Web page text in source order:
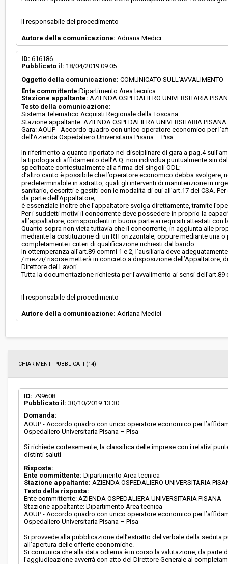
Il responsabile del procedimento
Autore della comunicazione: Adriana Medici
ID: 616186
Pubblicato il: 18/04/2019 09:05
Oggetto della comunicazione: COMUNICATO SULL'AVVALIMENTO
Ente committente:Dipartimento Area tecnica
Stazione appaltante: AZIENDA OSPEDALIERO UNIVERSITARIA
Testo della comunicazione:
Sistema Telematico Acquisti Regionale della Toscana
Stazione appaltante: AZIENDA OSPEDALIERA UNIVERSITARIA
Gara: AOUP - Accordo quadro con unico operatore economico per
dell’Azienda Ospedaliero Universitaria Pisana – Pisa
In riferimento a quanto riportato nel disciplinare di gara a pag.4
la tipologia di affidamento dell’A.Q. non individua puntualmente sin
specificate contestualmente alla firma dei singoli ODL;
d’altro canto è possibile che l’operatore economico debba svolgere,
predeterminabile in astratto, quali gli interventi di manutenzione in
sanitario, descritti e gestiti con le modalità di cui all’art.17 del CSA.
da parte dell'Appaltatore;
è essenziale inoltre che l’appaltatore svolga direttamente, tramite
Per i suddetti motivi il concorrente deve possedere in proprio la
all’appaltatore, corrispondenti in buona parte ai requisiti attestati con
Quanto sopra non vieta tuttavia che il concorrente, in aggiunta alle
mediante la costituzione di un RTI orizzontale, oppure mediante una
completamente i criteri di qualificazione richiesti dal bando.
In ottemperanza all’art.89 commi 1 e 2, l’ausiliaria deve
/ mezzi/ risorse metterà in concreto a disposizione dell’Appaltatore,
Direttore dei Lavori.
Tutta la documentazione richiesta per l'avvalimento ai sensi
Il responsabile del procedimento
Autore della comunicazione: Adriana Medici
CHIARIMENTI PUBBLICATI (14)
ID: 799608
Pubblicato il: 30/10/2019 13:30
Domanda:
AOUP - Accordo quadro con unico operatore economico per
Ospedaliero Universitaria Pisana – Pisa
Si richiede cortesemente, la classifica delle imprese con i relativi
distinti saluti
Risposta:
Ente committente: Dipartimento Area tecnica
Stazione appaltante: AZIENDA OSPEDALIERO UNIVERSITARIA
Testo della risposta:
Ente committente: AZIENDA OSPEDALIERA UNIVERSITARIA PISANA
Stazione appaltante: Dipartimento Area tecnica
AOUP - Accordo quadro con unico operatore economico per
Ospedaliero Universitaria Pisana – Pisa
Si provvede alla pubblicazione dell’estratto del verbale della
all’apertura delle offerte economiche.
Si comunica che alla data odierna è in corso la valutazione, da parte
l’aggiudicazione avverrà con atto del Direttore Generale al